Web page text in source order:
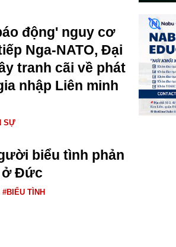
động' nguy cơ
Nga-NATO, Đại
tranh cãi về phát
nhập Liên minh
SỰ
biểu tình phản
ở Đức
#BIỂU TÌNH